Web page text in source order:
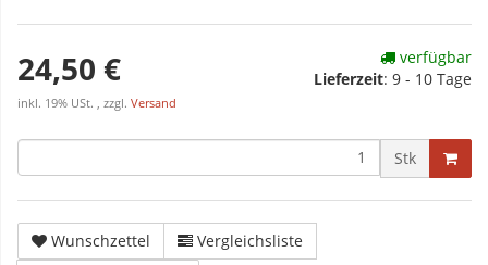
24,50 €
inkl. 19% USt. , zzgl. Versand
verfügbar
Lieferzeit: 9 - 10 Tage
Stk
Wunschzettel
Vergleichsliste